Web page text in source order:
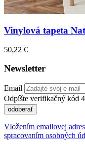
Vinylová tapeta
50,22 €
Newsletter
Email
Odpíšte verifikačný kód
odoberať
Vložením emailovej
spracovaním osobných